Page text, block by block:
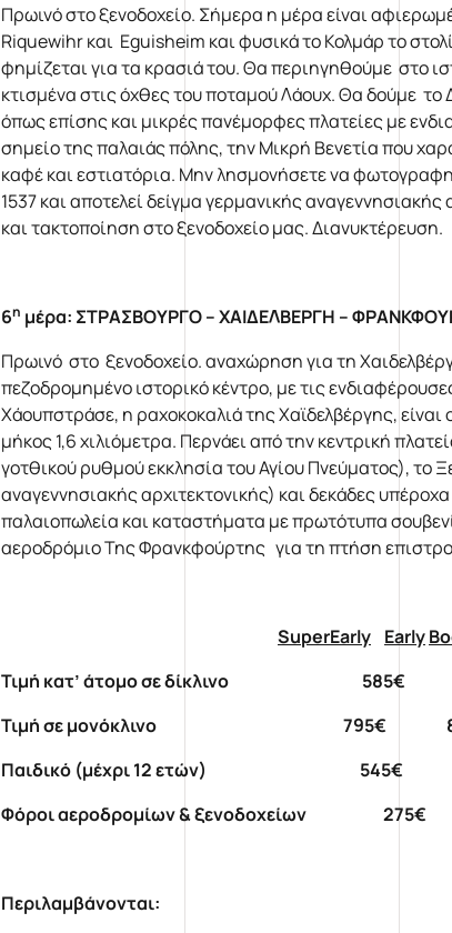
Πρωινό στο ξενοδοχείο. Σήμερα η μέρα είναι
Riquewihr και Eguisheim και φυσικά το Κολμάρ το
φημίζεται για τα κρασιά του. Θα περιηγηθούμε στο
κτισμένα στις όχθες του ποταμού Λάουχ. Θα δούμε
όπως επίσης και μικρές πανέμορφες πλατείες με
σημείο της παλαιάς πόλης, την Μικρή Βενετία που
καφέ και εστιατόρια. Μην λησμονήσετε να
1537 και αποτελεί δείγμα γερμανικής
και τακτοποίηση στο ξενοδοχείο μας. Διανυκτέρευση.
6η μέρα: ΣΤΡΑΣΒΟΥΡΓΟ – ΧΑΙΔΕΛΒΕΡΓΗ –
Πρωινό στο ξενοδοχείο. αναχώρηση για τη
πεζοδρομημένο ιστορικό κέντρο, με τις
Χάουπστράσε, η ραχοκοκαλιά της Χαϊδελβέργης,
μήκος 1,6 χιλιόμετρα. Περνάει από την κεντρική
γοτθικού ρυθμού εκκλησία του Αγίου Πνεύματος), το
αναγεννησιακής αρχιτεκτονικής) και δεκάδες
παλαιοπωλεία και καταστήματα με πρωτότυπα
αεροδρόμιο Της Φρανκφούρτης για τη πτήση
SuperEarly Early
Τιμή κατ’ άτομο σε δίκλινο
Τιμή σε μονόκλινο 795€
Παιδικό (μέχρι 12 ετών) 545€
Φόροι αεροδρομίων & ξενοδοχείων
Περιλαμβάνονται: